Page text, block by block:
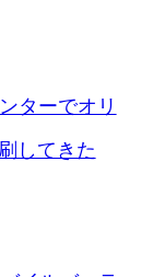
ターでオリ
してきた